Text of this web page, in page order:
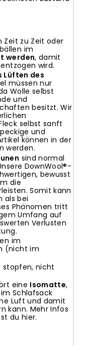
Zeit zu Zeit oder
im
werden, damit
wird.
Lüften des
müssen nur
Wolle selbst
und
besitzt. Wir
selbst sanft
und
können in der
werden.
sind normal
DownWool®-
bewusst
die
Somit kann
als bei
Phänomen tritt
Umfang auf
Verlusten
im
(nicht im
stopfen, nicht
eine Isomatte,
Schlafsack
Luft und damit
kann. Mehr Infos
du hier.